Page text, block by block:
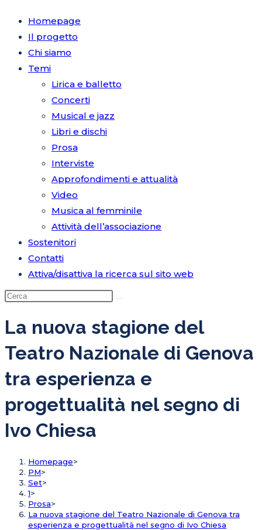
Homepage
Il progetto
Chi siamo
Temi
Lirica e balletto
Concerti
Musical e jazz
Libri e dischi
Prosa
Interviste
Approfondimenti e attualità
Video
Musica al femminile
Attività dell’associazione
Sostenitori
Contatti
Attiva/disattiva la ricerca sul sito web
La nuova stagione del
Teatro Nazionale di Genova
tra esperienza e
progettualità nel segno di
Ivo Chiesa
Homepage>
PM>
Set>
1>
Prosa>
La nuova stagione del Teatro Nazionale di Genova tra
esperienza e progettualità nel segno di Ivo Chiesa